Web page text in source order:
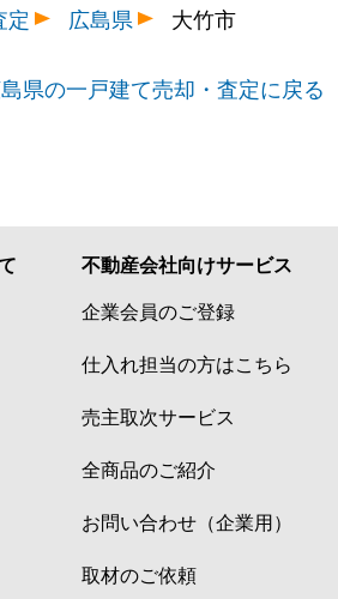
定
広島県 大竹市
県の一戸建て売却・査定に戻る
不動産会社向けサービス
企業会員のご登録
仕入れ担当の方はこちら
売主取次サービス
全商品のご紹介
お問い合わせ（企業用）
取材のご依頼